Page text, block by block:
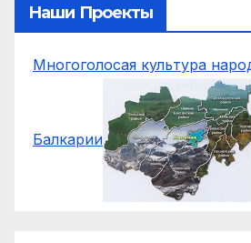
Наши Проекты
Многоголосая культура
Балкарии